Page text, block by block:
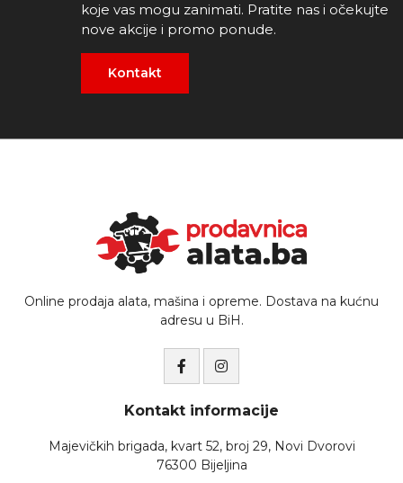
koje vas mogu zanimati. Pratite nas i očekujte
nove akcije i promo ponude.
Kontakt
Online prodaja alata, mašina i opreme. Dostava na kućnu
adresu u BiH.
Kontakt informacije
Majevičkih brigada, kvart 52, broj 29, Novi Dvorovi
76300 Bijeljina